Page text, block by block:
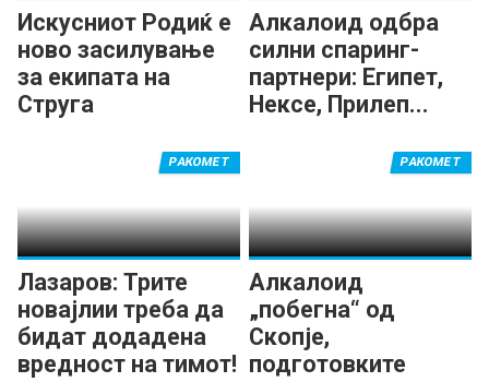
Искусниот Родиќ е
ново засилување
за екипата на
Струга
Алкалоид одбра
силни спаринг-
партнери: Египет,
Нексе, Прилеп...
Лазаров: Трите
новајлии треба да
бидат додадена
вредност на тимот!
РАКОМЕТ
Алкалоид
„побегна“ од
Скопје,
подготовките
РАКОМЕТ